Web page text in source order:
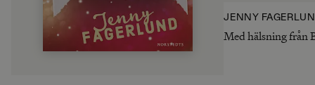
JENNY
Med hälsning från